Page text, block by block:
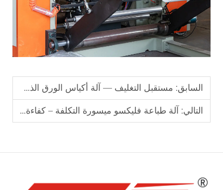
السابق: مستقبل التغليف — آلة أكياس الورق الذكية والصديقة للبيئة
التالي: آلة طباعة فليكسو ميسورة التكلفة – كفاءة عالية باستثمار منخفض